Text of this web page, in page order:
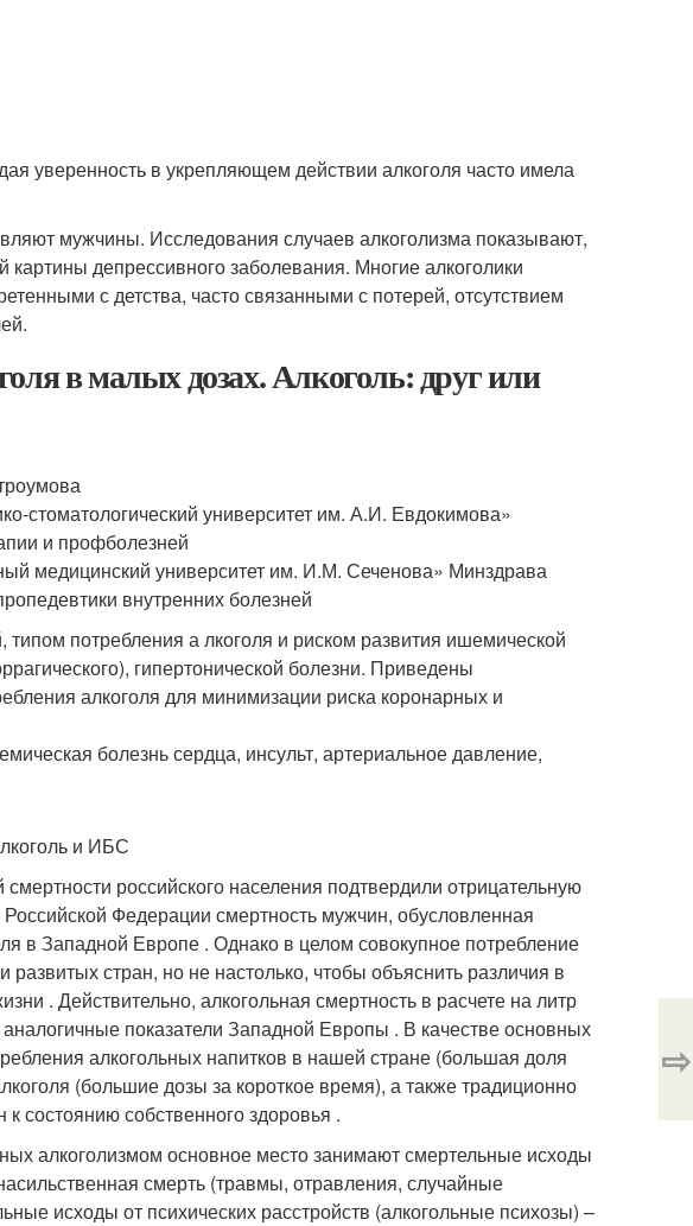
уверенность в укрепляющем действии алкоголя часто имела
мужчины. Исследования случаев алкоголизма показывают,
картины депрессивного заболевания. Многие алкоголики
с детства, часто связанными с потерей, отсутствием
в малых дозах. Алкоголь: друг или
стоматологический университет им. А.И. Евдокимова»
и профболезней
медицинский университет им. И.М. Сеченова» Минздрава
внутренних болезней
потребления а лкоголя и риском развития ишемической
гипертонической болезни. Приведены
алкоголя для минимизации риска коронарных и
болезнь сердца, инсульт, артериальное давление,
и ИБС
российского населения подтвердили отрицательную
Федерации смертность мужчин, обусловленная
в Западной Европе . Однако в целом совокупное потребление
стран, но не настолько, чтобы объяснить различия в
. Действительно, алкогольная смертность в расчете на литр
показатели Западной Европы . В качестве основных
алкогольных напитков в нашей стране (большая доля
(большие дозы за короткое время), а также традиционно
к состоянию собственного здоровья .
алкоголизмом основное место занимают смертельные исходы
смерть (травмы, отравления, случайные
исходы от психических расстройств (алкогольные психозы) –
⇨